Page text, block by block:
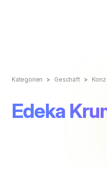
Kategorien Geschäft
Edeka